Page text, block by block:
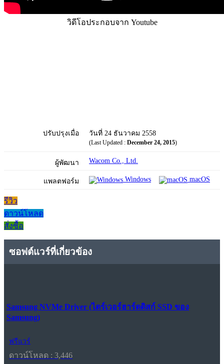
วิดีโอประกอบจาก Youtube
ปรับปรุงเมื่อ วันที่ 24 ธันวาคม 2558
(Last Updated : December 24, 2015)
ผู้พัฒนา Wacom Co., Ltd.
แพลตฟอร์ม Windows macOS
รีวิว
ดาวน์โหลด
สั่งซื้อ
ซอฟต์แวร์ที่เกี่ยวข้อง
Samsung NVMe Driver (ไดร์เวอร์ฮาร์ดดิสก์ SSD ของ
Samsung)
ฟรีแวร์
ดาวน์โหลด : 3,446